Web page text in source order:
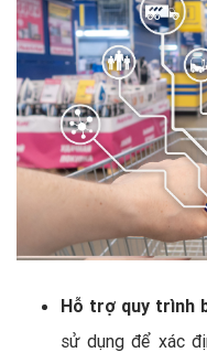
Hỗ trợ quy trình
sử dụng để xác